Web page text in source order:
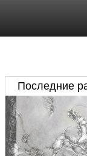
Последние